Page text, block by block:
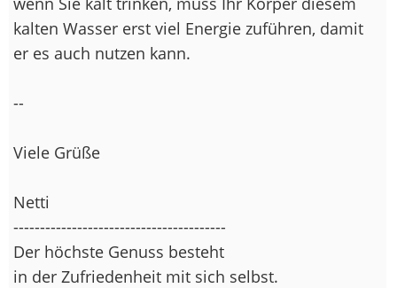
kalten Wasser erst viel Energie zuführen, damit
er es auch nutzen kann.
--
Viele Grüße
Netti
----------------------------------------
Der höchste Genuss besteht
in der Zufriedenheit mit sich selbst.